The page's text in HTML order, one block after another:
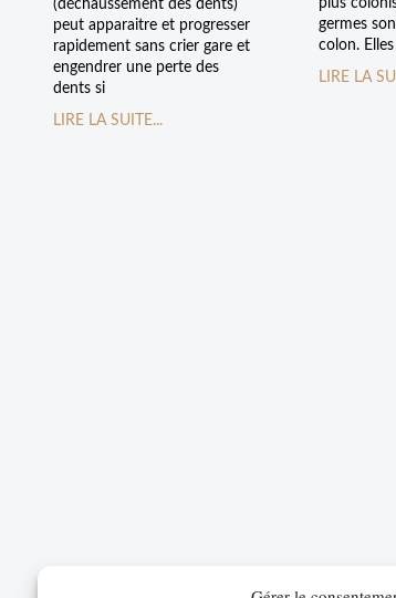
(déchaussement des dents)
peut apparaitre et progresser
rapidement sans crier gare et
engendrer une perte des
dents si
LIRE LA SUITE...
plus
germes
colon.
LIRE LA